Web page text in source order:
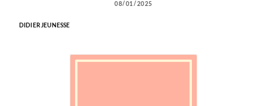
08/01/2025
DIDIER JEUNESSE